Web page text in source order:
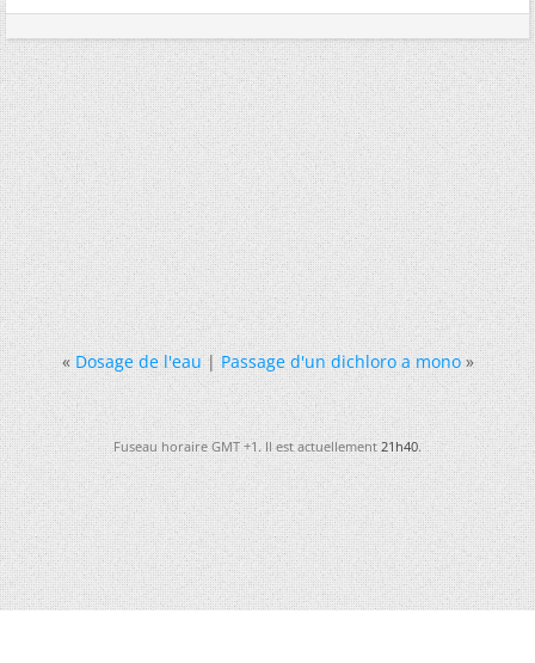
« Dosage de l'eau|Passage d'un dichloro a mono »
Fuseau horaire GMT +1. Il est actuellement21h40.